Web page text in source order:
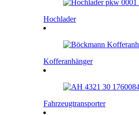
Hochlader
Kofferanhänger
Fahrzeugtransporter